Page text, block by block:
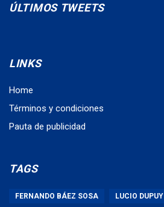
ÚLTIMOS TWEETS
LINKS
Home
Términos y condiciones
Pauta de publicidad
TAGS
FERNANDO BÁEZ SOSA LUCIO DUPUY